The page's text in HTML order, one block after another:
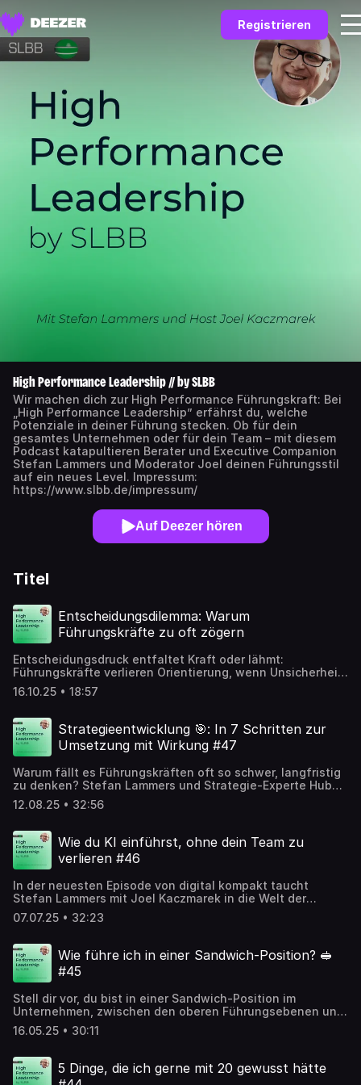
Registrieren
High Performance Leadership // by SLBB
Wir machen dich zur High Performance Führungskraft: Bei
„High Performance Leadership” erfährst du, welche
Potenziale in deiner Führung stecken. Ob für dein
gesamtes Unternehmen oder für dein Team – mit diesem
Podcast katapultieren Berater und Executive Companion
Stefan Lammers und Moderator Joel deinen Führungsstil
auf ein neues Level. Impressum:
https://www.slbb.de/impressum/
Auf Deezer hören
Titel
Entscheidungsdilemma: Warum
Führungskräfte zu oft zögern
Entscheidungsdruck entfaltet Kraft oder lähmt:
Führungskräfte verlieren Orientierung, wenn Unsicherheit
dominiert und Information hält selten, was sie verspricht.
Überforderung wird zur Blockade, Ratlosigkeit wächst,
Entscheidungen verlangsamt. Ein Kundenprojekt gerät ins
Stocken, Lösungen entstehen erst durch echte
Fokussierung und den Mut, Imperfektion zuzulassen. Wer
gewinnt neue Handlungsfähigkeit – auch in
widersprüchlichen Zeiten.
16.10.25 • 18:57
Strategieentwicklung 🎯: In 7 Schritten zur
Umsetzung mit Wirkung #47
Warum fällt es Führungskräften oft so schwer, langfristig
zu denken? Stefan Lammers und Strategie-Experte Hubert
Preisinger bringen Licht ins Dunkel einer Disziplin, die
entscheidend für den Erfolg jedes Unternehmens ist.
Unsicherheiten zuzulassen und sich in den täglichen
Dialog mit dem Topmanagement einzubringen. Entdecke,
wie Strategie keine statische Theorie bleibt, sondern in
unsicheren Umfeld schafft und Innovation anregt. Eine
Episode, die zeigt, dass Wandel aus mutigen
Entscheidungen erwächst.
12.08.25 • 32:56
Wie du KI einführst, ohne dein Team zu
verlieren #46
In der neuesten Episode von digital kompakt taucht
Stefan Lammers mit Joel Kaczmarek in die Welt der
Künstlichen Intelligenz ein. Gemeinsam erkunden sie,
warum KI nicht nur technisches Know-how, sondern auch
seine Erfahrungen aus der Unternehmenswelt und
beleuchtet, wie Führungskräfte ihre Teams motivieren und
auf die Zukunft vorbereiten können. Ein inspirierendes
digitalen Transformation, das zum Nachdenken anregt
und neue Perspektiven eröffnet.
07.07.25 • 32:23
Wie führe ich in einer Sandwich-Position? 🥪
#45
Stell dir vor, du bist in einer Sandwich-Position im
Unternehmen, zwischen den oberen Führungsebenen und
deinem Team. Wie meisterst du diese Herausforderung?
Im Gespräch mit Joel Kaczmarek teilt Stefan Lammers,
Einblicke in High-Performance-Leadership. Er beleuchtet,
wie du eine unabhängige Haltung entwickelst, Vertrauen
16.05.25 • 30:11
5 Dinge, die ich gerne mit 20 gewusst hätte